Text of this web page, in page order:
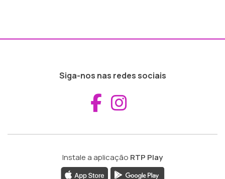
Siga-nos nas redes sociais
Aceder ao
Instale a aplicação RTP Play